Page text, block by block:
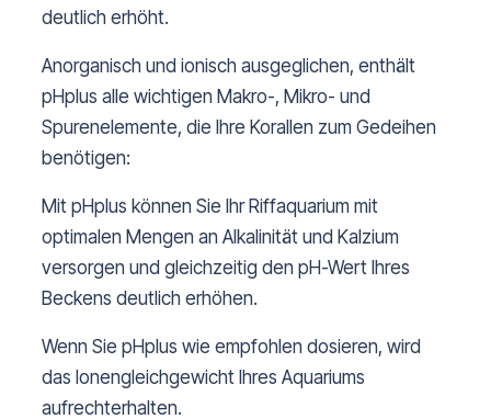
deutlich erhöht.
Anorganisch und ionisch ausgeglichen, enthält
pHplus alle wichtigen Makro-, Mikro- und
Spurenelemente, die Ihre Korallen zum Gedeihen
benötigen:
Mit pHplus können Sie Ihr Riffaquarium mit
optimalen Mengen an Alkalinität und Kalzium
versorgen und gleichzeitig den pH-Wert Ihres
Beckens deutlich erhöhen.
Wenn Sie pHplus wie empfohlen dosieren, wird
das Ionengleichgewicht Ihres Aquariums
aufrechterhalten.